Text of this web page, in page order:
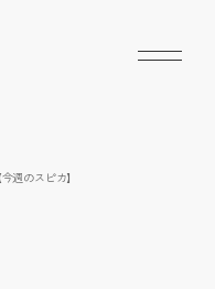
週のスピカ】